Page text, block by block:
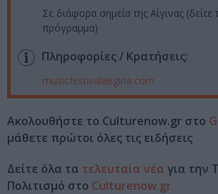
Σε διάφορα σημεία της Αίγινας (δείτε
πρόγραμμα)
Πληροφορίες / Κρατήσεις:
musicfestivalaegina.com
Ακολουθήστε το Culturenow.gr στο
μάθετε πρώτοι όλες τις ειδήσεις
Δείτε όλα τα τελευταία νέα για την
Πολιτισμό στο Culturenow.gr